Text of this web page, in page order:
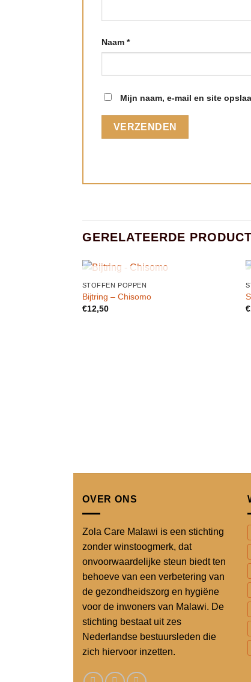
Naam *
Mijn naam, e-mail en site
GERELATEERDE
UITVERKOCHT
STOFFEN POPPEN
Bijtring – Chisomo
€12,50
€
OVER ONS
Zola Care Malawi is een stichting
zonder winstoogmerk, dat
onvoorwaardelijke steun biedt ten
behoeve van een verbetering van
de gezondheidszorg en hygiëne
voor de inwoners van Malawi. De
stichting bestaat uit zes
Nederlandse bestuursleden die
zich hiervoor inzetten.